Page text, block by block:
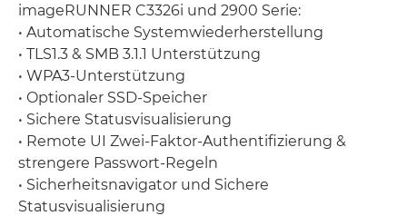
imageRUNNER C3326i und 2900 Serie:
• Automatische Systemwiederherstellung
• TLS1.3 & SMB 3.1.1 Unterstützung
• WPA3-Unterstützung
• Optionaler SSD-Speicher
• Sichere Statusvisualisierung
• Remote UI Zwei-Faktor-Authentifizierung &
strengere Passwort-Regeln
• Sicherheitsnavigator und Sichere
Statusvisualisierung